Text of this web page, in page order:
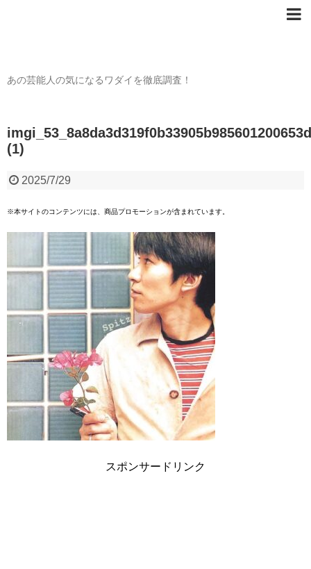
あの芸能人の気になるワダイを徹底調査！
imgi_53_8a8da3d319f0b33905b985601200653d
(1)
2025/7/29
※本サイトのコンテンツには、商品プロモーションが含まれています。
スポンサードリンク